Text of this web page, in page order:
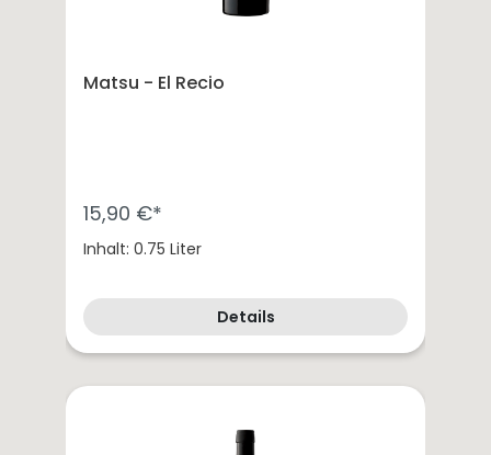
Matsu - El Recio
15,90 €*
Inhalt: 0.75 Liter
Details